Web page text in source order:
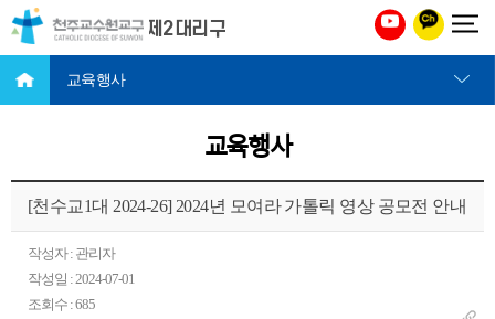
천주교 수원교구 제2대리구
교육행사
교육행사
[천수교1대 2024-26] 2024년 모여라 가톨릭 영상 공모전 안내
작성자 : 관리자
작성일 : 2024-07-01
조회수 : 685